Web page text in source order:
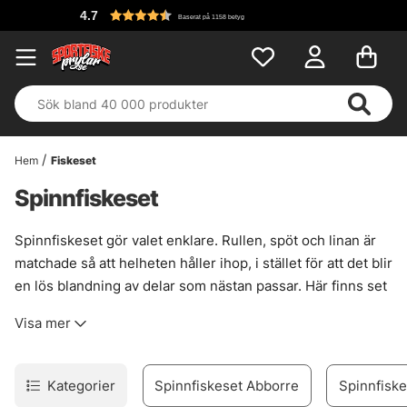
Baserat på 1158 betyg
Hem Fiskeset
Spinnfiskeset
Spinnfiskeset gör valet enklare. Rullen, spöt och linan är
matchade så att helheten håller ihop, i stället för att det blir
en lös blandning av delar som nästan passar. Här finns set
igång till mer påkostade kombinationer för fiskare som
Sortimentet är uppdelat för att spara tid. Välj artfilter till
vänster om målet är abborre, gädda, havsöring eller något
Visa mer
Kategorier Spinnfiskeset Abborre